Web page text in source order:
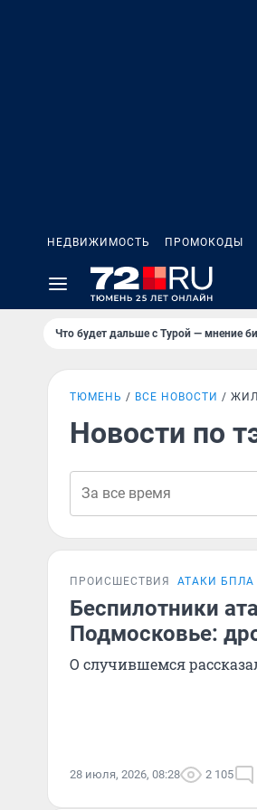
НЕДВИЖИМОСТЬ ПРОМОКОДЫ
Что будет дальше с Турой — мнение
ТЮМЕНЬ ВСЕ НОВОСТИ
Новости по
ПРОИСШЕСТВИЯ АТАКИ БПЛА
Беспилотники
Подмосковье:
О случившемся
28 июля, 2026, 08:28 2 105